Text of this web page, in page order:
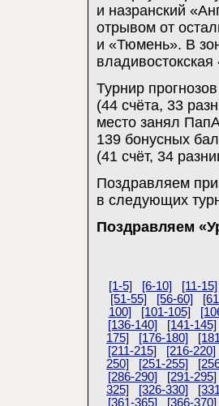
и назранский
отрывом от
и «Тюмень». В
Турнир
(44 счёта, 33
место занял
139 бонусных
(41 счёт, 34
Поздравляем
в следующих
Поздравляем
[1-5] [6-10]
[11-15]
[51-55]
[56-60]
100]
[101-105]
[136-140]
[141-145]
175]
[176-180]
[211-215]
[216-220]
250]
[251-255]
[286-290]
[291-295]
325]
[326-330]
[361-365]
[366-370]